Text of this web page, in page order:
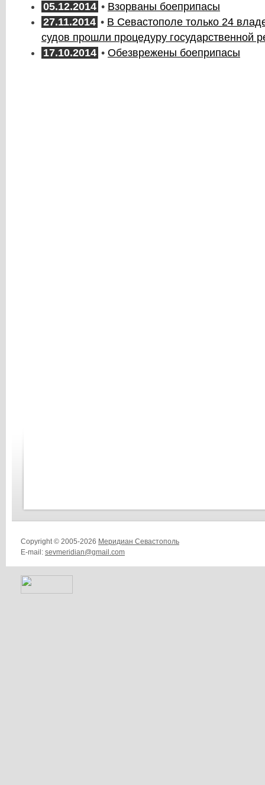
05.12.2014 • Взорваны боеприпасы
27.11.2014 • В Севастополе только 24
судов прошли процедуру государственной
17.10.2014 • Обезврежены боеприпасы
Copyright © 2005-2026 Меридиан Севастополь
E-mail: sevmeridian@gmail.com